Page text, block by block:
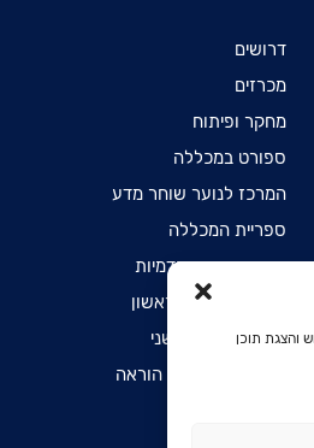
והצגת תוכן
דרושים
מכרזים
מחקר ופיתוח
ספורט במכללה
המרכז לנוער שוחר מדע
ספריית המכללה
מכינות קדם אקדמיות
הרשמה לתואר ראשון
הרשמה לתואר שני
הרשמה לתעודת הוראה